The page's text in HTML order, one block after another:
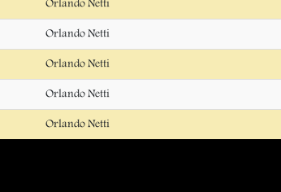
Orlando Netti
Orlando Netti
Orlando Netti
Orlando Netti
Orlando Netti